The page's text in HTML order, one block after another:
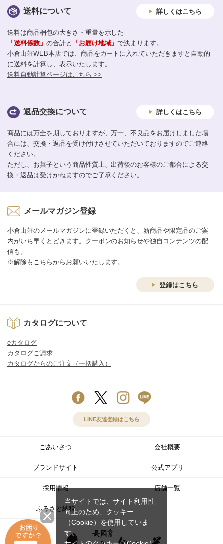
送料について 詳しくはこちら
送料は商品梱包の大きさ・重量を示した
「送料係数」 の合計と 「お届け地域」 で決まります。
小倉山荘WEB本店では、商品をカートに入れていただきますと自動的
に送料を計算し、表示いたします。
送料自動計算ページはこちら >>
返品交換について 詳しくはこちら
商品には万全を期しておりますが、万一、不良品をお届けしました場
合には、交換・返品を受け付けさせていただいておりますのでご連絡
ください。
ただし、お菓子という商品性質上、出荷後のお客様のご都合による交
換・返品は受けかねますのでご了承ください。
メールマガジン登録
小倉山荘のメールマガジンに登録いただくと、新商品や限定品のご案
内がいち早くとどきます。クーポンのお知らせや独自コンテンツの配
信も。
※解除もこちらからお願いいたします。
登録はこちら
カタログについて
eカタログ
カタログご請求
カタログからのご注文（一括購入）
LINE友達登録はこちら
ごあいさつ 会社概要
ブランドサイト 公式アプリ
採用情報 店舗一覧
ふるさと納税
当サイトでは、サイト利用性
向上のため、クッキー
（Cookie）を使用していま
す。